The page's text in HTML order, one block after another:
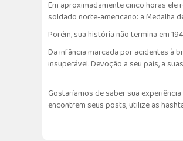
Em aproximadamente cinco horas
soldado norte-americano: a Medalha
Porém, sua história não termina em
Da infância marcada por acidentes à
insuperável. Devoção a seu país, a
Gostaríamos de saber sua
encontrem seus posts, utilize as